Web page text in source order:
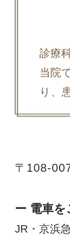
診療
当院
り、
〒108-
ー 電車
JR・京浜